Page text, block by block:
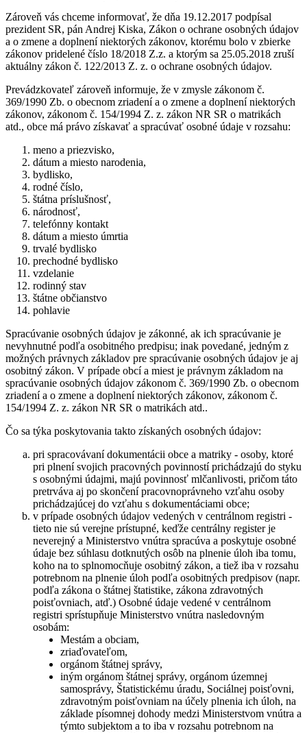
Zároveň vás chceme informovať, že dňa 19.12.2017 podpísal
prezident SR, pán Andrej Kiska, Zákon o ochrane osobných údajov
a o zmene a doplnení niektorých zákonov, ktorému bolo v zbierke
zákonov pridelené číslo 18/2018 Z.z. a ktorým sa 25.05.2018 zruší
aktuálny zákon č. 122/2013 Z. z. o ochrane osobných údajov.
Prevádzkovateľ zároveň informuje, že v zmysle zákonom č.
369/1990 Zb. o obecnom zriadení a o zmene a doplnení niektorých
zákonov, zákonom č. 154/1994 Z. z. zákon NR SR o matrikách
atd., obce má právo získavať a spracúvať osobné údaje v rozsahu:
meno a priezvisko,
dátum a miesto narodenia,
bydlisko,
rodné číslo,
štátna príslušnosť,
národnosť,
telefónny kontakt
dátum a miesto úmrtia
trvalé bydlisko
prechodné bydlisko
vzdelanie
rodinný stav
štátne občianstvo
pohlavie
Spracúvanie osobných údajov je zákonné, ak ich spracúvanie je
nevyhnutné podľa osobitného predpisu; inak povedané, jedným z
možných právnych základov pre spracúvanie osobných údajov je aj
osobitný zákon. V prípade obcí a miest je právnym základom na
spracúvanie osobných údajov zákonom č. 369/1990 Zb. o obecnom
zriadení a o zmene a doplnení niektorých zákonov, zákonom č.
154/1994 Z. z. zákon NR SR o matrikách atd..
Čo sa týka poskytovania takto získaných osobných údajov:
pri spracovávaní dokumentácii obce a matriky - osoby, ktoré
pri plnení svojich pracovných povinností prichádzajú do styku
s osobnými údajmi, majú povinnosť mlčanlivosti, pričom táto
pretrváva aj po skončení pracovnoprávneho vzťahu osoby
prichádzajúcej do vzťahu s dokumentáciami obce;
v prípade osobných údajov vedených v centrálnom registri -
tieto nie sú verejne prístupné, keďže centrálny register je
neverejný a Ministerstvo vnútra spracúva a poskytuje osobné
údaje bez súhlasu dotknutých osôb na plnenie úloh iba tomu,
koho na to splnomocňuje osobitný zákon, a tiež iba v rozsahu
potrebnom na plnenie úloh podľa osobitných predpisov (napr.
podľa zákona o štátnej štatistike, zákona zdravotných
poisťovniach, atď.) Osobné údaje vedené v centrálnom
registri sprístupňuje Ministerstvo vnútra nasledovným
osobám:
Mestám a obciam,
zriaďovateľom,
orgánom štátnej správy,
iným orgánom štátnej správy, orgánom územnej
samosprávy, Štatistickému úradu, Sociálnej poisťovni,
zdravotným poisťovniam na účely plnenia ich úloh, na
základe písomnej dohody medzi Ministerstvom vnútra a
týmto subjektom a to iba v rozsahu potrebnom na